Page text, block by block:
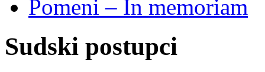
Pomeni – In memoriam
Sudski postupci